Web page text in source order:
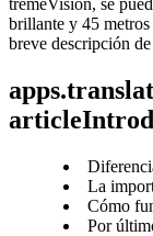
brillante y 45
breve descripción
La
Cómo
Por